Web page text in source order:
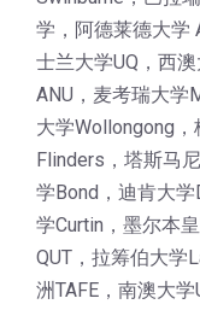
学，阿德莱德大学
士兰大学UQ，西
ANU，麦考瑞大学
大学Wollongong
Flinders，塔斯马
学Bond，迪肯大
学Curtin，墨尔本
QUT，拉筹伯大学
洲TAFE，南澳大